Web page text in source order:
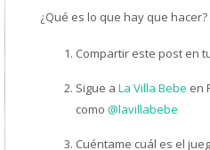
¿Qué es lo que hay que hacer?
Compartir este post en
Sigue a La Villa Bebe en
como @lavillabebe
Cuéntame cuál es el